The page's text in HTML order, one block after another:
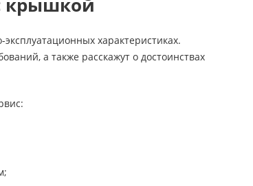
характеристиках.
а также расскажут о достоинствах